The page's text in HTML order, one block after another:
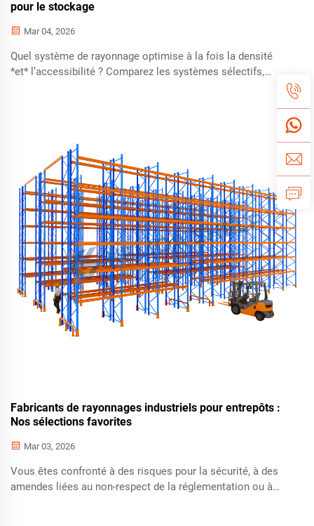
pour le stockage
Mar 04, 2026
Quel système de rayonnage optimise à la fois la densité
*et* l’accessibilité ? Comparez les systèmes sélectifs,
Fabricants de rayonnages industriels pour entrepôts :
Nos sélections favorites
Mar 03, 2026
Vous êtes confronté à des risques pour la sécurité, à des
amendes liées au non-respect de la réglementation ou à